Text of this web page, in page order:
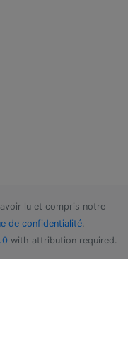
lu et compris notre
de confidentialité.
with attribution required.